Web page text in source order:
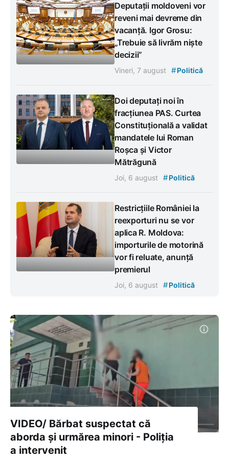
Deputații moldoveni vor
reveni mai devreme din
vacanță. Igor Grosu:
„Trebuie să livrăm niște
decizii”
Vineri, 7 august #Politică
Doi deputați noi în
fracțiunea PAS. Curtea
Constituțională a validat
mandatele lui Roman
Roșca și Victor
Mătrăgună
Joi, 6 august #Politică
Restricțiile României la
reexporturi nu se vor
aplica R. Moldova:
importurile de motorină
vor fi reluate, anunță
premierul
Joi, 6 august #Politică
VIDEO/ Bărbat suspectat că
aborda și urmărea minori - Poliția
a intervenit